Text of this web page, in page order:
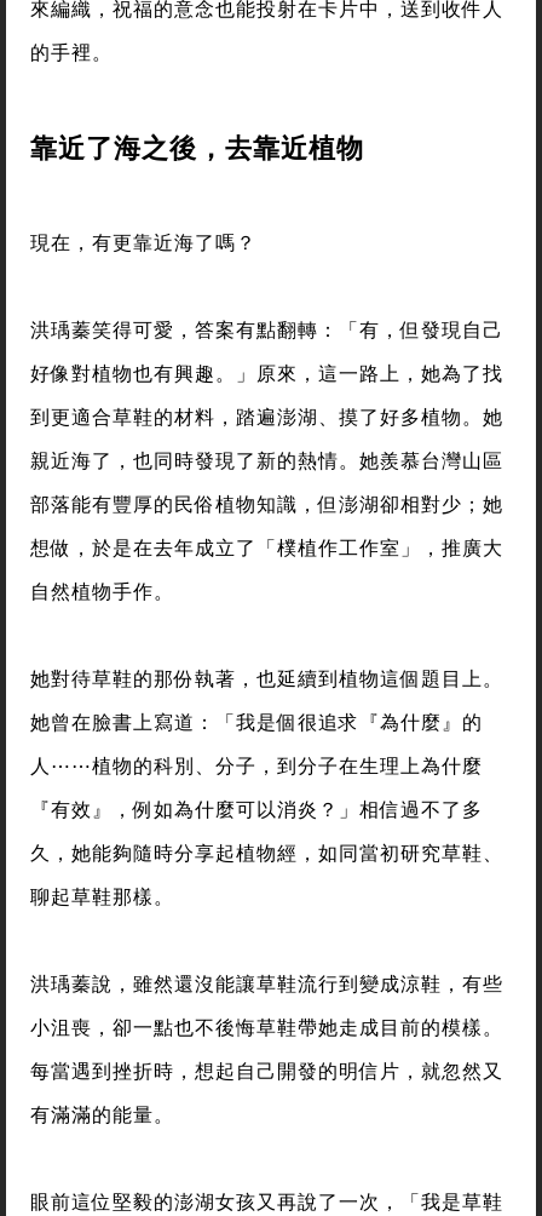
來編織，祝福的意念也能投射在卡片中，送到收件人
的手裡。
靠近了海之後，去靠近植物
現在，有更靠近海了嗎？
洪瑀蓁笑得可愛，答案有點翻轉：「有，但發現自己
好像對植物也有興趣。」原來，這一路上，她為了找
到更適合草鞋的材料，踏遍澎湖、摸了好多植物。她
親近海了，也同時發現了新的熱情。她羨慕台灣山區
部落能有豐厚的民俗植物知識，但澎湖卻相對少；她
想做，於是在去年成立了「樸植作工作室」，推廣大
自然植物手作。
她對待草鞋的那份執著，也延續到植物這個題目上。
她曾在臉書上寫道：「我是個很追求『為什麼』的
人⋯⋯植物的科別、分子，到分子在生理上為什麼
『有效』，例如為什麼可以消炎？」相信過不了多
久，她能夠隨時分享起植物經，如同當初研究草鞋、
聊起草鞋那樣。
洪瑀蓁說，雖然還沒能讓草鞋流行到變成涼鞋，有些
小沮喪，卻一點也不後悔草鞋帶她走成目前的模樣。
每當遇到挫折時，想起自己開發的明信片，就忽然又
有滿滿的能量。
眼前這位堅毅的澎湖女孩又再說了一次，「我是草鞋